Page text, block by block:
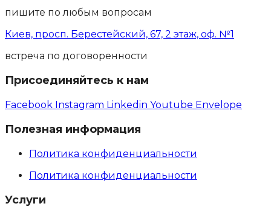
пишите по любым вопросам
Киев, просп. Берестейский, 67, 2 этаж, оф. №1
встреча по договоренности
Присоединяйтесь к нам
Facebook Instagram Linkedin Youtube Envelope
Полезная информация
Политика конфиденциальности
Политика конфиденциальности
Услуги